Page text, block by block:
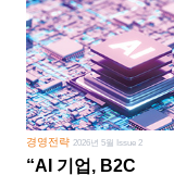
경영전략 2026년 5월 Issue 2
“AI 기업, B2C